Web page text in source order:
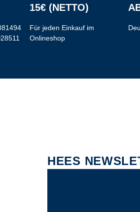
15€ (NETTO)
Für jeden Einkauf im
Onlineshop
HEES